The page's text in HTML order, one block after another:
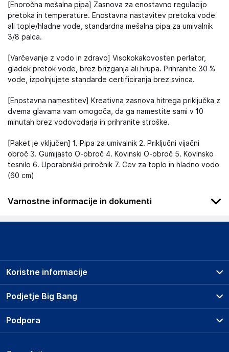
[Enoročna mešalna pipa] Zasnova za enostavno regulacijo
pretoka in temperature. Enostavna nastavitev pretoka vode
ali tople/hladne vode, standardna mešalna pipa za umivalnik
3/8 palca.
[Varčevanje z vodo in zdravo] Visokokakovosten perlator,
gladek pretok vode, brez brizganja ali hrupa. Prihranite 30 %
vode, izpolnjujete standarde certificiranja brez svinca.
[Enostavna namestitev] Kreativna zasnova hitrega priključka z
dvema glavama vam omogoča, da ga namestite sami v 10
minutah brez vodovodarja in prihranite stroške.
[Paket je vključen] 1. Pipa za umivalnik 2. Priključni vijačni
obroč 3. Gumijasto O-obroč 4. Kovinski O-obroč 5. Kovinsko
tesnilo 6. Uporabniški priročnik 7. Cev za toplo in hladno vodo
(60 cm)
Varnostne informacije in dokumenti
Podatki o proizvajalcu
NettCun GmbH
Germany
Gospodarski subjekt s sedežem v EU, ki zagotavlja skladnost
Podjetje Big Bang
O podjetju
Koristne informacije
Prodajna mesta
Storitve
Dostava, vnos in odvoz
Podpora